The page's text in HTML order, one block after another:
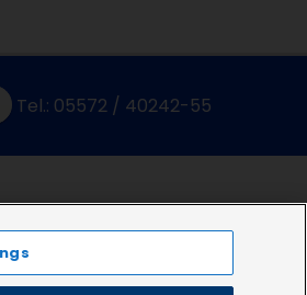
Tel.: 05572 / 40242-55